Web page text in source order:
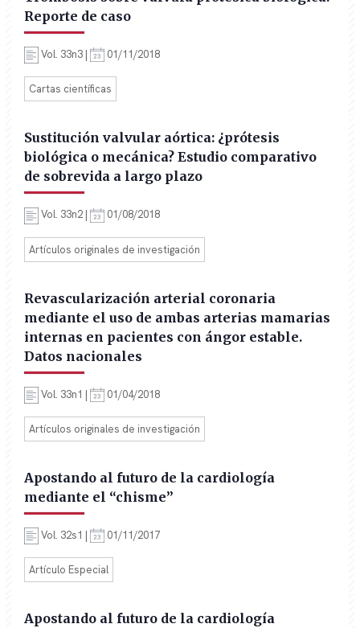
Reporte de caso
Vol. 33n3 | 01/11/2018
Cartas científicas
Sustitución valvular aórtica: ¿prótesis
biológica o mecánica? Estudio comparativo
de sobrevida a largo plazo
Vol. 33n2 | 01/08/2018
Artículos originales de investigación
Revascularización arterial coronaria
mediante el uso de ambas arterias mamarias
internas en pacientes con ángor estable.
Datos nacionales
Vol. 33n1 | 01/04/2018
Artículos originales de investigación
Apostando al futuro de la cardiología
mediante el “chisme”
Vol. 32s1 | 01/11/2017
Artículo Especial
Apostando al futuro de la cardiología